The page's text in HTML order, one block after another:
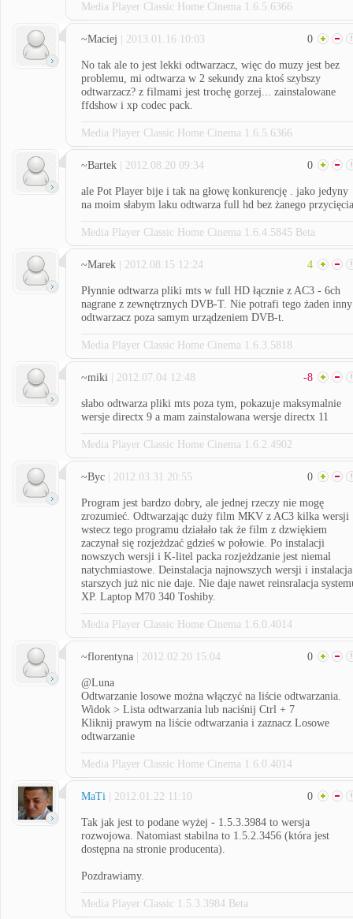
Media Player Classic Home Cinema 1.6.5.6366
~Maciej | 2013.01.16 10:03 0
No tak ale to jest lekki odtwarzacz, więc do muzy jest bez
problemu, mi odtwarza w 2 sekundy zna ktoś szybszy
odtwarzacz? z filmami jest trochę gorzej... zainstalowane
ffdshow i xp codec pack.
Media Player Classic Home Cinema 1.6.5.6366
~Bartek | 2012.08.20 09:34 0
ale Pot Player bije i tak na głowę konkurencję . jako jedyny
na moim słabym laku odtwarza full hd bez żanego
Media Player Classic Home Cinema 1.6.4.5845 Beta
~Marek | 2012.08.15 12:24 4
Płynnie odtwarza pliki mts w full HD łącznie z AC3 - 6ch
nagrane z zewnętrznych DVB-T. Nie potrafi tego żaden inny
odtwarzacz poza samym urządzeniem DVB-t.
Media Player Classic Home Cinema 1.6.3.5818
~miki | 2012.07.04 12:48 -8
słabo odtwarza pliki mts poza tym, pokazuje maksymalnie
wersje directx 9 a mam zainstalowana wersje directx 11
Media Player Classic Home Cinema 1.6.2.4902
~Byc | 2012.03.31 20:55 0
Program jest bardzo dobry, ale jednej rzeczy nie mogę
zrozumieć. Odtwarzając duży film MKV z AC3 kilka wersji
wstecz tego programu działało tak że film z dzwiękiem
zaczynał się rozjeżdzać gdzieś w połowie. Po instalacji
nowszych wersji i K-litel packa rozjeżdzanie jest niemal
natychmiastowe. Deinstalacja najnowszych wersji i instalacja
starszych już nic nie daje. Nie daje nawet reinsralacja
XP. Laptop M70 340 Toshiby.
Media Player Classic Home Cinema 1.6.0.4014
~florentyna | 2012.02.20 15:04 0
@Luna
Odtwarzanie losowe można włączyć na liście odtwarzania.
Widok > Lista odtwarzania lub naciśnij Ctrl + 7
Kliknij prawym na liście odtwarzania i zaznacz Losowe
odtwarzanie
Media Player Classic Home Cinema 1.6.0.4014
MaTi | 2012.01.22 11:10 0
Tak jak jest to podane wyżej - 1.5.3.3984 to wersja
rozwojowa. Natomiast stabilna to 1.5.2.3456 (która jest
dostępna na stronie producenta).
Pozdrawiamy.
Media Player Classic 1.5.3.3984 Beta